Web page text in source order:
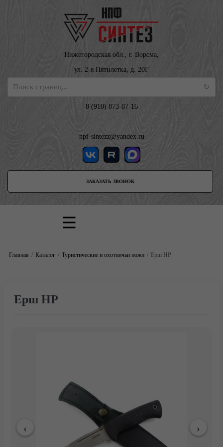
Нижегородская обл., г. Ворсма,
ул. 2-я Пятилетка, д. 20Г
8 (910) 873-87-16
npf-sintezz@yandex.ru
ЗАКАЗАТЬ ЗВОНОК
Главная Каталог Туристические и охотничьи ножи Ерш НР
Ерш НР